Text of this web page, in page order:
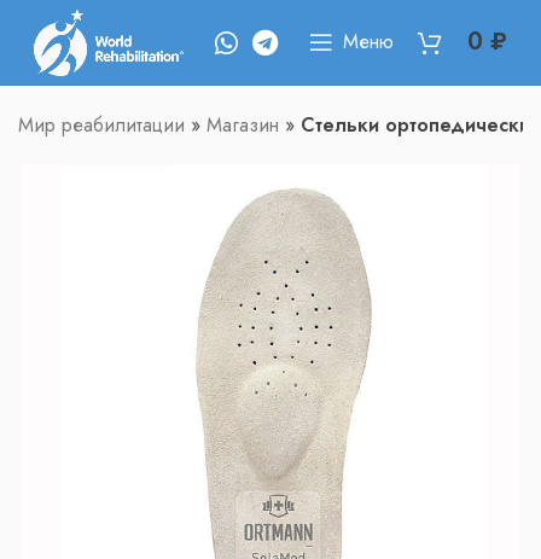
Меню 0₽
Мир реабилитации » Магазин » Стельки